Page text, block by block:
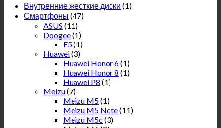
Внутренние жесткие диски (1)
Смартфоны (47)
ASUS (11)
Doogee(1)
F5(1)
Huawei(3)
Huawei Honor 6(1)
Huawei Honor 8 (1)
Huawei P8 (1)
Meizu(7)
Meizu M5(1)
Meizu M5 Note(11)
Meizu M5c (3)